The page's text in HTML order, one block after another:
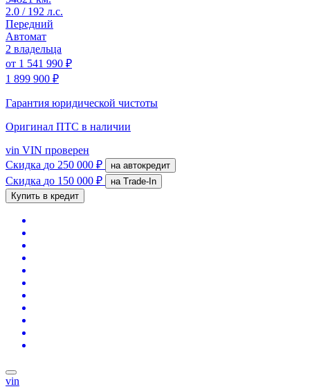
2.0 / 192 л.с.
Передний
Автомат
2 владельца
от 1 541 990 ₽
1 899 900 ₽
Гарантия юридической чистоты
Оригинал ПТС в наличии
vin VIN проверен
Скидка до 250 000 ₽ на автокредит
Скидка до 150 000 ₽
на Trade-In
Купить в кредит
vin